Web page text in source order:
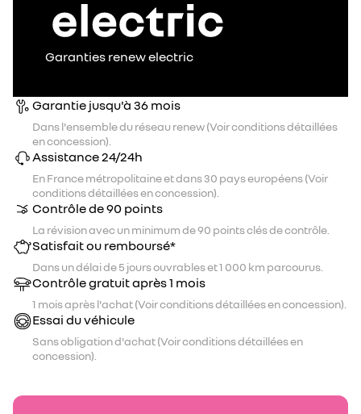
Garanties renew electric
Garantie jusqu'à 36 mois
Dans l'ensemble du réseau renew (Voir conditions détaillées
en concession).
Assistance 24/24h
En France métropolitaine et dans 30 pays européens (Voir
conditions détaillées en concession).
Contrôle de 90 points
La révision avec un minimum de 90 points clés de contrôle.
Satisfait ou remboursé*
Dans un délai de 5 jours ouvrables et 1 000 km parcourus.
Contrôle gratuit après 1 mois
1 mois après l'achat (Voir conditions détaillées en concession).
Essai du véhicule
Sans obligation d'achat (Voir conditions détaillées en
concession).